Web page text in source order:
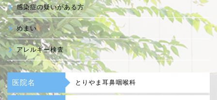
感染症の疑いがある方
めまい
アレルギー検査
医院名 とりやま耳鼻咽喉科